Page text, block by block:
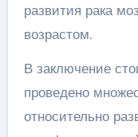
развития рака
возрастом.
В заключение
проведено
относительно